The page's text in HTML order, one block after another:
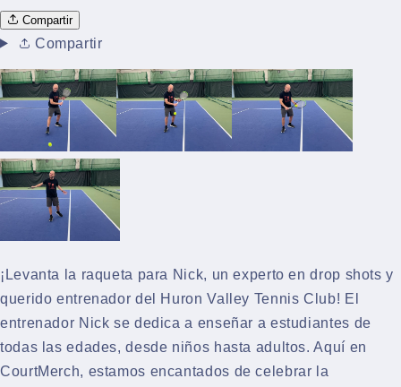
Compartir
Compartir
¡Levanta la raqueta para Nick, un experto en drop shots y
querido entrenador del Huron Valley Tennis Club! El
entrenador Nick se dedica a enseñar a estudiantes de
todas las edades, desde niños hasta adultos. Aquí en
CourtMerch, estamos encantados de celebrar la